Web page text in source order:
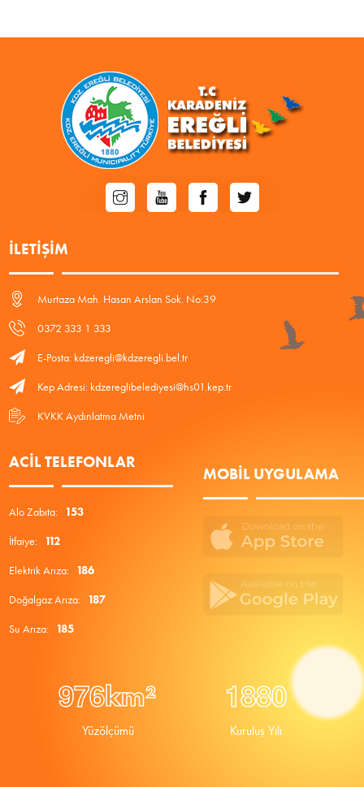
İLETIŞIM
Murtaza Mah. Hasan Arslan Sok. No:39
0372 333 1 333
E-Posta: kdzeregli@kdzeregli.bel.tr
Kep Adresi: kdzereglibelediyesi@hs01.kep.tr
KVKK Aydınlatma Metni
ACIL TELEFONLAR
Alo Zabıta: 153
İtfaiye: 112
Elektrik Arıza: 186
Doğalgaz Arıza: 187
Su Arıza: 185
MOBIL UYGULAMA
976km²
Yüzölçümü
1880
Kuruluş Yılı